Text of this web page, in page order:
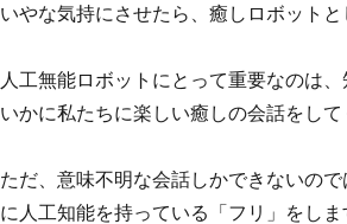
いやな気持にさせたら、癒しロボットと
人工無能ロボットにとって重要なのは、
いかに私たちに楽しい癒しの会話をして
ただ、意味不明な会話しかできないの
に人工知能を持っている「フリ」をしま